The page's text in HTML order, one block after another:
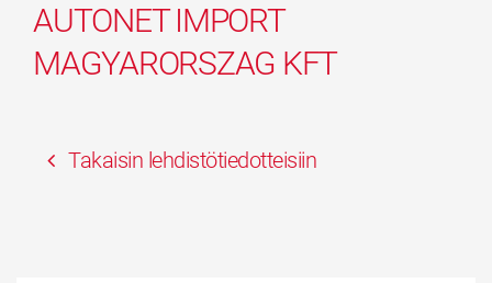
AUTONET IMPORT
MAGYARORSZAG KFT
Takaisin lehdistötiedotteisiin